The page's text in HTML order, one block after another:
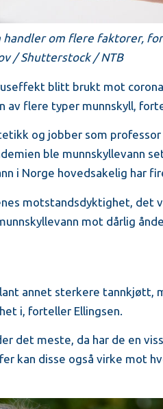
handler om flere faktorer,
/ Shutterstock / NTB
blitt brukt mot
flere typer munnskyll,
og jobber som
ble munnskyllevann
i Norge hovedsakelig har
motstandsdyktighet, det
mot dårlig ånde.
annet sterkere tannkjøtt,
i, forteller Ellingsen.
det meste, da har de en
kan disse også virke mot